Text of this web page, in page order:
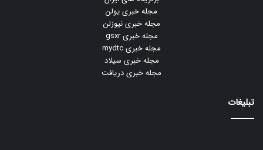
مجله خبری یولن
مجله خبری نیوزلن
مجله خبری gsxr
مجله خبری mydtc
مجله خبری سیلاد
مجله خبری دریافت
تبلیغات